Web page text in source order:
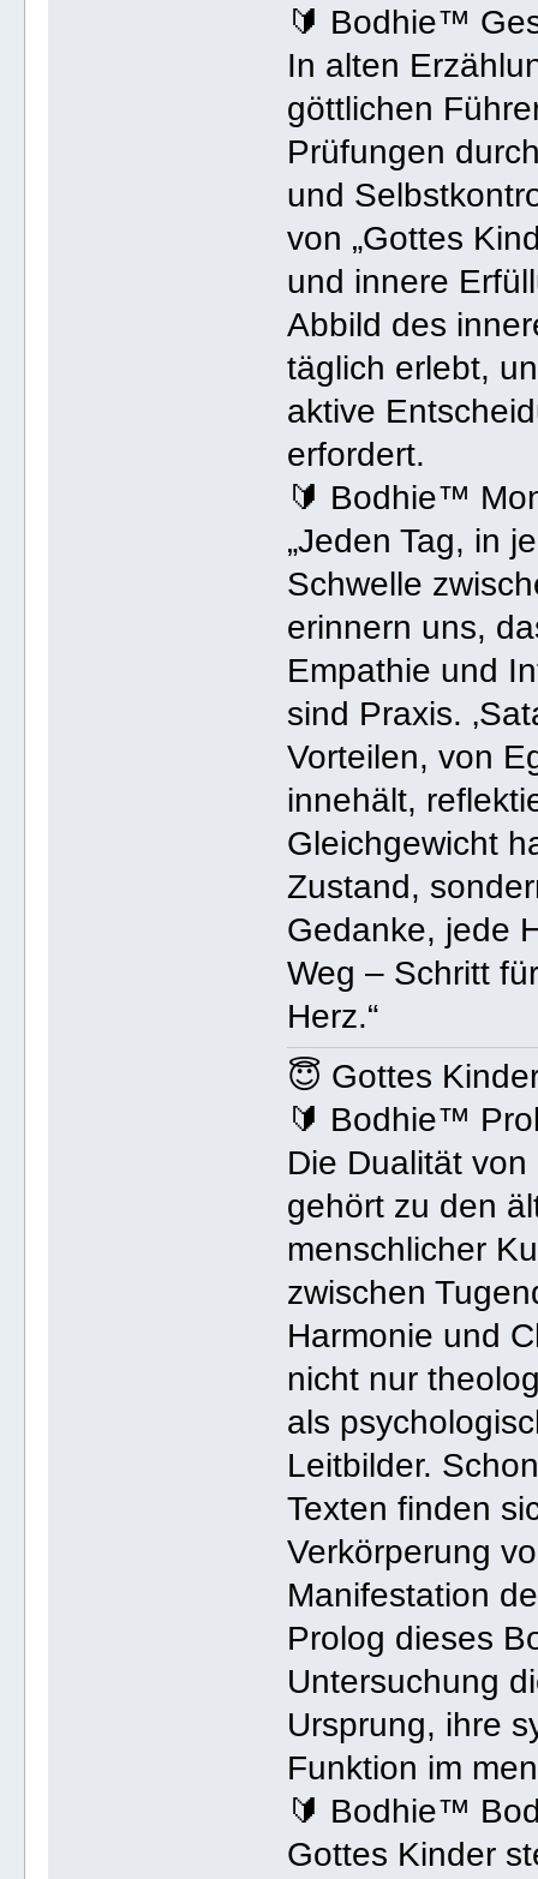
🔰 Bodhie™
In alten
göttlichen
Prüfungen
und
von „Gottes
und innere
Abbild des
täglich erlebt,
aktive
erfordert.
🔰 Bodhie™
„Jeden Tag, in
Schwelle
erinnern uns,
Empathie und
sind Praxis.
Vorteilen, von
innehält,
Gleichgewicht
Zustand,
Gedanke, jede
Weg – Schritt
Herz.“
😇 Gottes
🔰 Bodhie™
Die Dualität von
gehört zu den
menschlicher
zwischen
Harmonie und
nicht nur
als
Leitbilder.
Texten finden
Verkörperung
Manifestation
Prolog dieses
Untersuchung
Ursprung, ihre
Funktion im
🔰 Bodhie™
Gottes Kinder